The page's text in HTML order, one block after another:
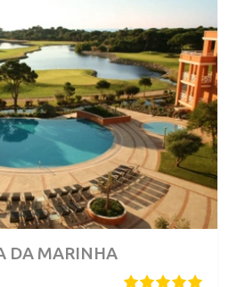
DA MARINHA